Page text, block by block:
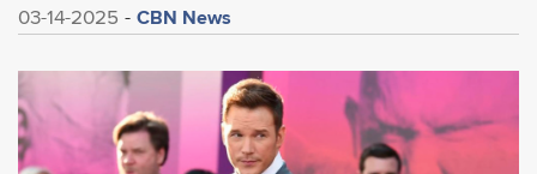
03-14-2025 CBN News